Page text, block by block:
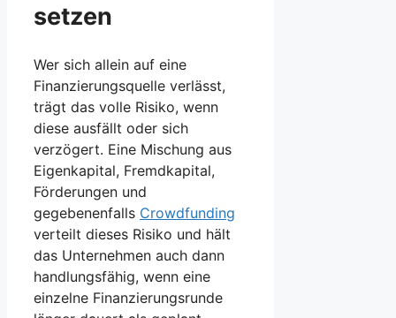
setzen
Wer sich allein auf eine
Finanzierungsquelle verlässt,
trägt das volle Risiko, wenn
diese ausfällt oder sich
verzögert. Eine Mischung aus
Eigenkapital, Fremdkapital,
Förderungen und
gegebenenfalls Crowdfunding
verteilt dieses Risiko und hält
das Unternehmen auch dann
handlungsfähig, wenn eine
einzelne Finanzierungsrunde